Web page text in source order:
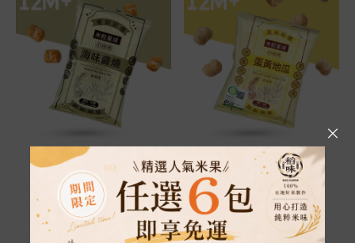
米粒星球│海味醬燒
80g/包
濃郁經典的海味醬燒米泡
芙
鹹甜醬燒搭配天然米香氣
米粒星球│蛋黃地瓜
60g/包
鹹蛋黃與地瓜的絕妙搭配
搭配酥脆爽口的口感